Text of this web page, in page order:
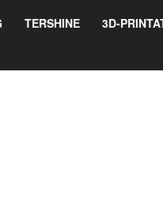
TERSHINE 3D-